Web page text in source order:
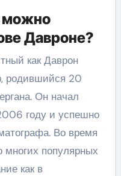
можно
Давроне?
как Даврон
родившийся 20
Он начал
году и успешно
Во время
многих популярных
как в